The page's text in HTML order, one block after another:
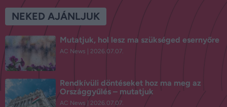
NEKED AJÁNLJUK
Mutatjuk, hol lesz ma szükséged esernyőre
AC News 2026.07.07.
Rendkívüli döntéseket hoz ma meg az
Országgyűlés – mutatjuk
AC News 2026.07.07.